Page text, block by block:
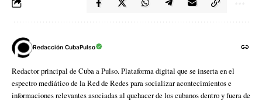
Redacción CubaPulso
Redactor principal de Cuba a Pulso. Plataforma digital que se inserta en el
espectro mediático de la Red de Redes para socializar acontecimientos e
informaciones relevantes asociadas al quehacer de los cubanos dentro y fuera de